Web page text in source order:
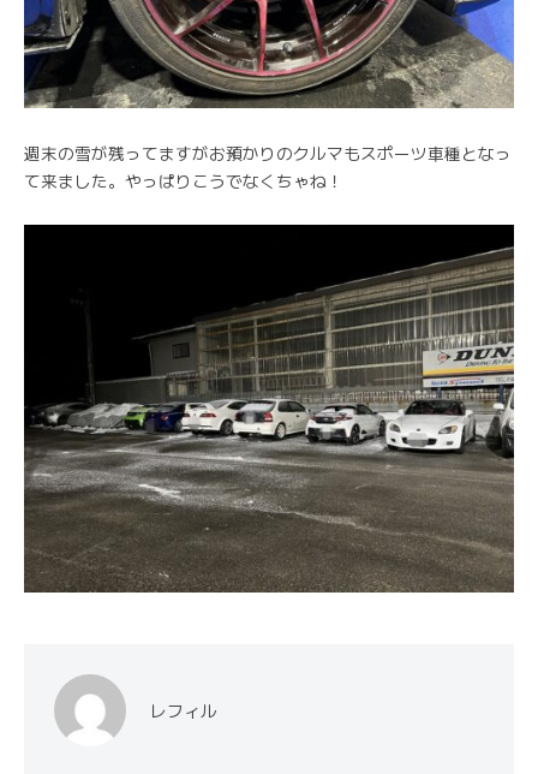
週末の雪が残ってますがお預かりのクルマもスポーツ車種となっ
て来ました。やっぱりこうでなくちゃね！
レフィル